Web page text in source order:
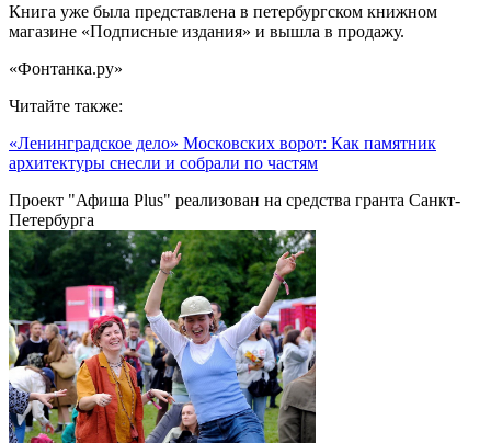
Книга уже была представлена в петербургском книжном
магазине «Подписные издания» и вышла в продажу.
«Фонтанка.ру»
Читайте также:
«Ленинградское дело» Московских ворот: Как памятник
архитектуры снесли и собрали по частям
Проект "Афиша Plus" реализован на средства гранта Санкт-
Петербурга